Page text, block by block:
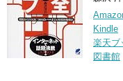
Kindle
楽天ブ
図書館